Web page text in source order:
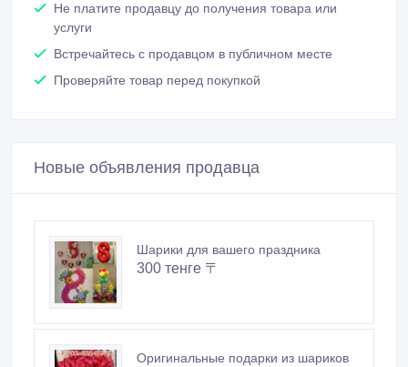
Не платите продавцу до получения товара или
услуги
Встречайтесь с продавцом в публичном месте
Проверяйте товар перед покупкой
Новые объявления продавца
Шарики для вашего праздника
300 тенге 〒
Оригинальные подарки из шариков